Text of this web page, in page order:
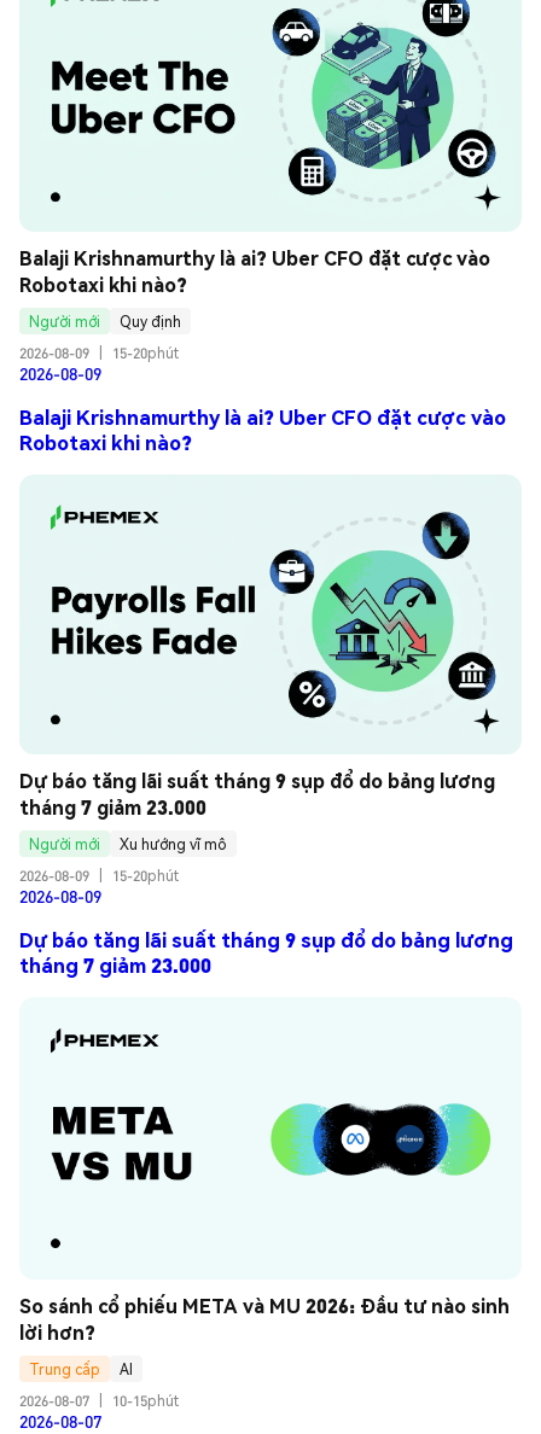
Balaji Krishnamurthy là ai? Uber CFO đặt cược vào
Robotaxi khi nào?
Người mới
Quy định
2026-08-09
15-20phút
2026-08-09
Balaji Krishnamurthy là ai? Uber CFO đặt cược vào
Robotaxi khi nào?
Dự báo tăng lãi suất tháng 9 sụp đổ do bảng lương
tháng 7 giảm 23.000
Người mới
Xu hướng vĩ mô
2026-08-09
15-20phút
2026-08-09
Dự báo tăng lãi suất tháng 9 sụp đổ do bảng lương
tháng 7 giảm 23.000
So sánh cổ phiếu META và MU 2026: Đầu tư nào sinh
lời hơn?
Trung cấp
AI
2026-08-07
10-15phút
2026-08-07